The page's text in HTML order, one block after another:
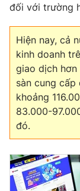
đối với trường
Hiện nay, cả
kinh doanh
giao dịch
sàn cung
khoảng
83.000-
đó.